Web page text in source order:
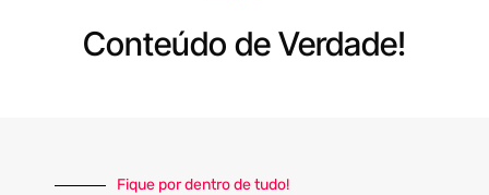
Conteúdo de Verdade!
Fique por dentro de tudo!